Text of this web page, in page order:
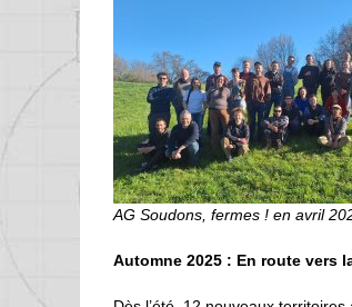
AG Soudons, fermes ! en avril
Automne 2025 : En route vers